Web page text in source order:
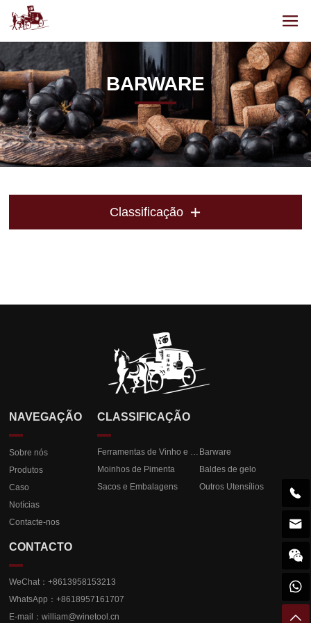
BARWARE
Classificação 
NAVEGAÇÃO
Sobre nós
Produtos
Caso
Notícias
Contacte-nos
CLASSIFICAÇÃO
Ferramentas de Vinho e Champanhe Barware
Moinhos de Pimenta
Baldes de gelo
Sacos e Embalagens
Outros Utensílios
CONTACTO
WeChat：+8613958153213
WhatsApp：+8618957161707
E-mail：william@winetool.cn




